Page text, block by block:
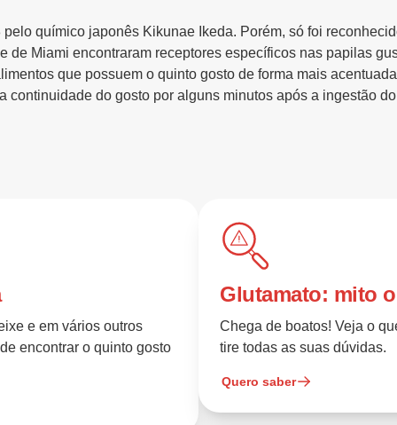
químico japonês Kikunae Ikeda. Porém, só foi
de Miami encontraram receptores específicos nas papilas
que possuem o quinto gosto de forma mais
continuidade do gosto por alguns minutos após a ingestão
e em vários outros
encontrar o quinto gosto
Glutamato: mito
Chega de boatos! Veja o
tire todas as suas dúvidas.
Quero saber